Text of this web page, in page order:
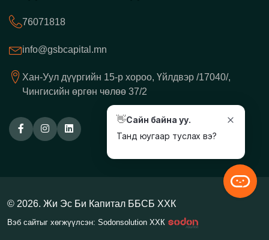
76071818
info@gsbcapital.mn
Хан-Уул дүүргийн 15-р хороо, Үйлдвэр /17040/,
Чингисийн өргөн чөлөө 37/2
© 2026. Жи Эс Би Капитал ББСБ ХХК
Вэб сайтыг хөгжүүлсэн: Sodonsolution ХХК
👋Сайн байна уу.
Танд юугаар туслах вэ?